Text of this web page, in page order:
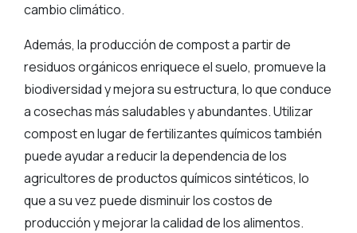
cambio climático.
Además, la producción de compost a partir de
residuos orgánicos enriquece el suelo, promueve la
biodiversidad y mejora su estructura, lo que conduce
a cosechas más saludables y abundantes. Utilizar
compost en lugar de fertilizantes químicos también
puede ayudar a reducir la dependencia de los
agricultores de productos químicos sintéticos, lo
que a su vez puede disminuir los costos de
producción y mejorar la calidad de los alimentos.